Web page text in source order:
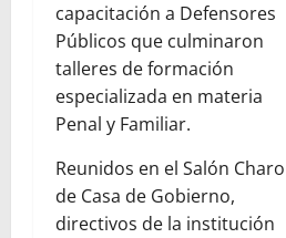
capacitación a Defensores
Públicos que culminaron
talleres de formación
especializada en materia
Penal y Familiar.
Reunidos en el Salón Charo
de Casa de Gobierno,
directivos de la institución